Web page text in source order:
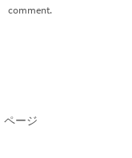
comment.
ページ